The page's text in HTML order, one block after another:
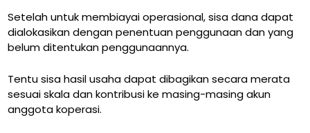
Setelah untuk membiayai operasional, sisa dana dapat
dialokasikan dengan penentuan penggunaan dan yang
belum ditentukan penggunaannya.
Tentu sisa hasil usaha dapat dibagikan secara merata
sesuai skala dan kontribusi ke masing-masing akun
anggota koperasi.